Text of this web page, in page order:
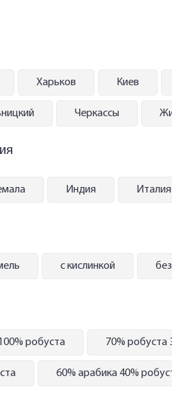
Харьков Киев
Черкассы
Индия Италия
с кислинкой
робуста 70% робуста
60% арабика 40%